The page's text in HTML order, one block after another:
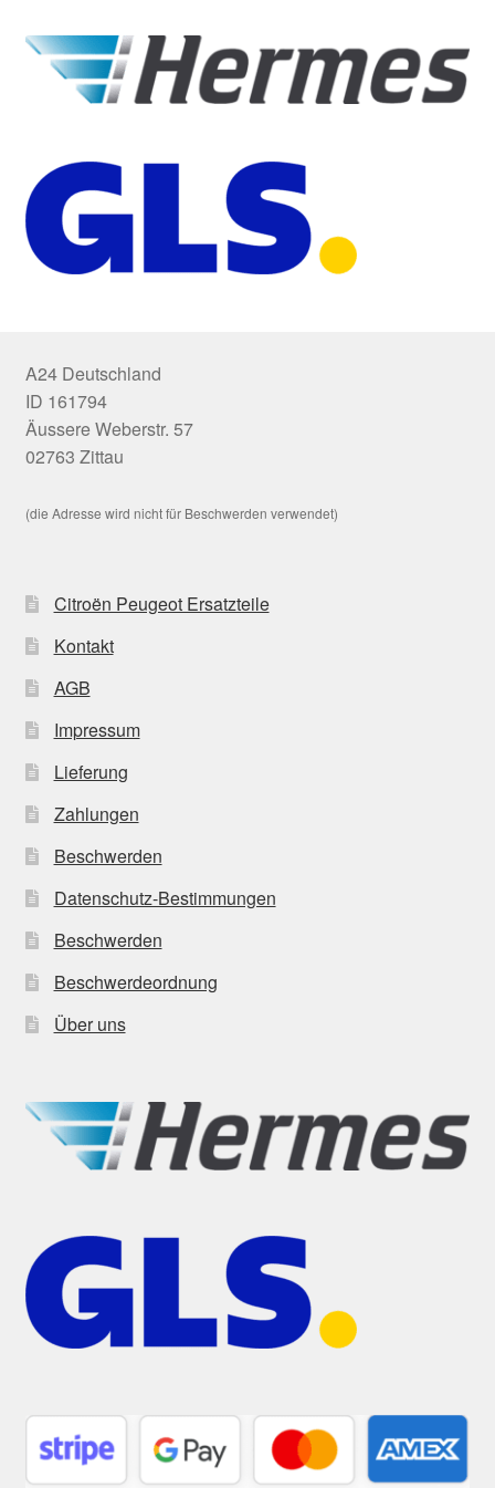
A24 Deutschland
ID 161794
Äussere Weberstr. 57
02763 Zittau
(die Adresse wird nicht für Beschwerden verwendet)
Citroën Peugeot Ersatzteile
Kontakt
AGB
Impressum
Lieferung
Zahlungen
Beschwerden
Datenschutz-Bestimmungen
Beschwerden
Beschwerdeordnung
Über uns